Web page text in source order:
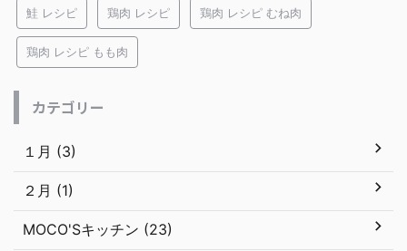
鮭 レシピ 鶏肉 レシピ 鶏肉 レシピ むね肉
鶏肉 レシピ もも肉
カテゴリー
１月 (3)
２月 (1)
MOCO'Sキッチン (23)